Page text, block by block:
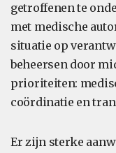
getroffenen te
met medische
situatie op
beheersen door
prioriteiten:
coördinatie en
Er zijn sterke